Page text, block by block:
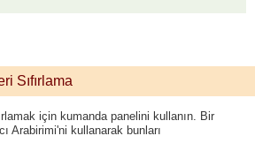
Sıfırlama
için kumanda panelini kullanın. Bir
Arabirimi'ni kullanarak bunları